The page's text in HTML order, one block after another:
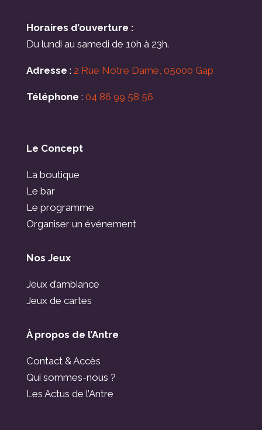
Horaires d’ouverture :
Du lundi au samedi de 10h à 23h.
Adresse : 2 Rue Notre Dame, 05000 Gap
Téléphone : 04 86 99 58 56
Le Concept
La boutique
Le bar
Le programme
Organiser un événement
Nos Jeux
Jeux d’ambiance
Jeux de cartes
À propos de l’Antre
Contact & Accès
Qui sommes-nous ?
Les Actus de l’Antre